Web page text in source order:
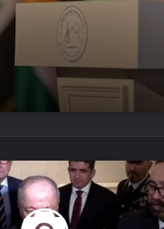
ئەڤ تاوان دوبارە نەبن